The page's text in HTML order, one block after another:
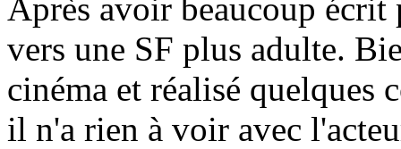
Après avoir beaucoup écrit
vers une SF plus adulte.
cinéma et réalisé quelques
il n'a rien à voir avec